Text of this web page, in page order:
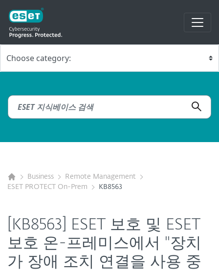
Business
Remote Management
ESET PROTECT On-Prem
KB8563
[KB8563] ESET 보호 및 ESET
보호 온-프레미스에서 "장치
가 장애 조치 연결을 사용 중